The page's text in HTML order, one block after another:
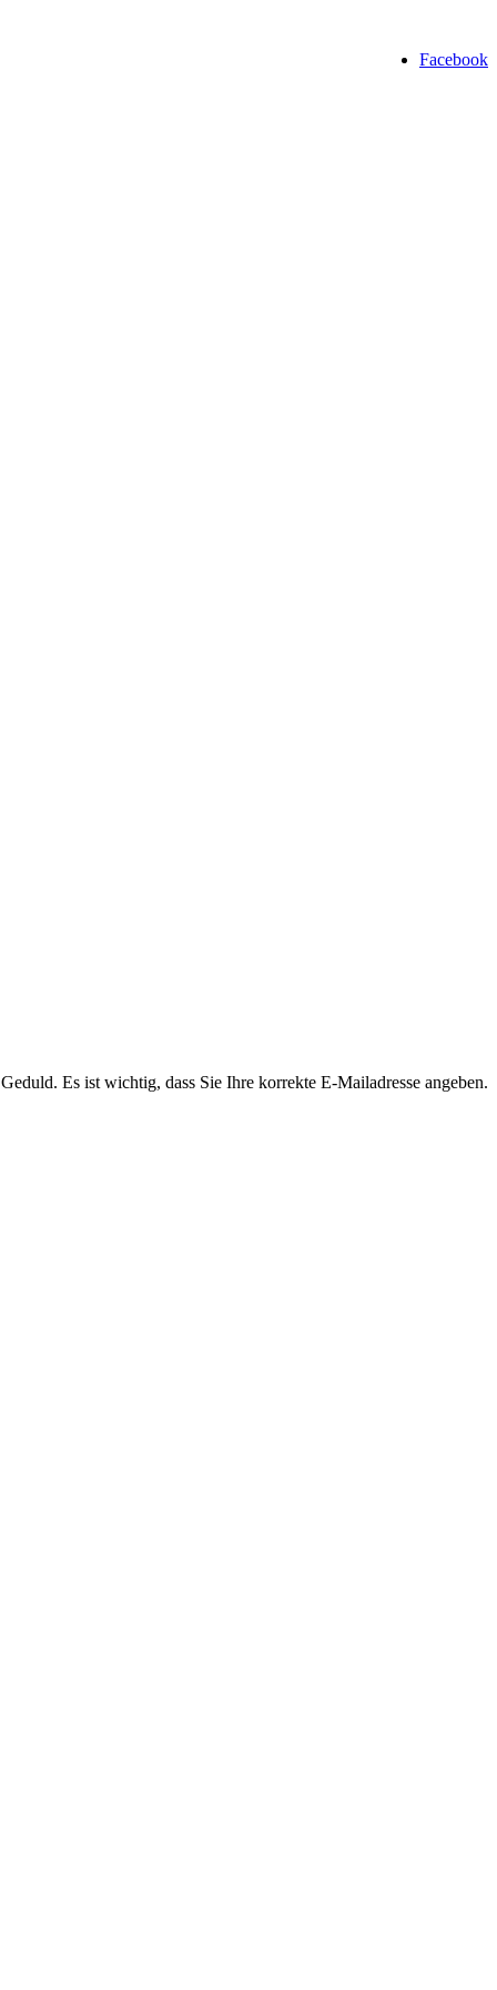
Facebook
Es ist wichtig, dass Sie Ihre korrekte E-Mailadresse angeben.